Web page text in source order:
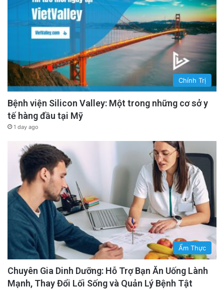
Chính Trị
Bệnh viện Silicon Valley: Một trong những cơ sở y
tế hàng đầu tại Mỹ
1 day ago
Ẩm Thực
Chuyên Gia Dinh Dưỡng: Hỗ Trợ Bạn Ăn Uống Lành
Mạnh, Thay Đổi Lối Sống và Quản Lý Bệnh Tật